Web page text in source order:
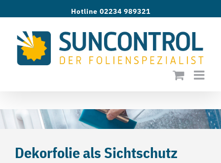
springen
Hotline 02234 989321
Dekorfolie als Sichtschutz